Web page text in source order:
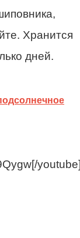
Хранится
дней.